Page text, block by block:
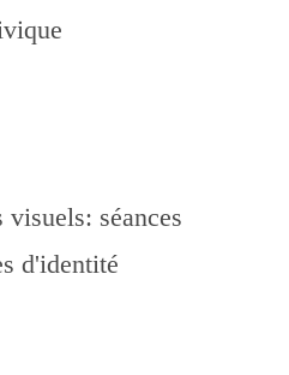
séances
d'identité